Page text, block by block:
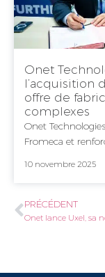
Onet
l’acquisition
offre de
complexes
Onet
Fromeca et
10 novembre 2025
PRÉCÉDENT